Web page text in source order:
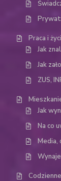
Praca i
Jak
Jak
ZUS,
Jak
Na co
Media,